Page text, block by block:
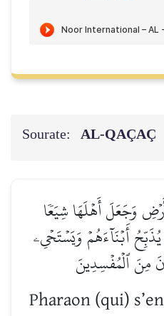
Sourate: AL-QAÇAÇ
وَجَعَلَ أَهۡلَهَا شِيَعٗا
أَبۡنَآءَهُمۡ وَيَسۡتَحۡيِۦ
مِنَ ٱلۡمُفۡسِدِينَ
Pharaon (qui)